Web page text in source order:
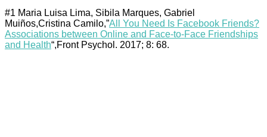
#1 Maria Luisa Lima, Sibila Marques, Gabriel
Muiños,Cristina Camilo,”All You Need Is Facebook Friends?
Associations between Online and Face-to-Face Friendships
and Health“,Front Psychol. 2017; 8: 68.